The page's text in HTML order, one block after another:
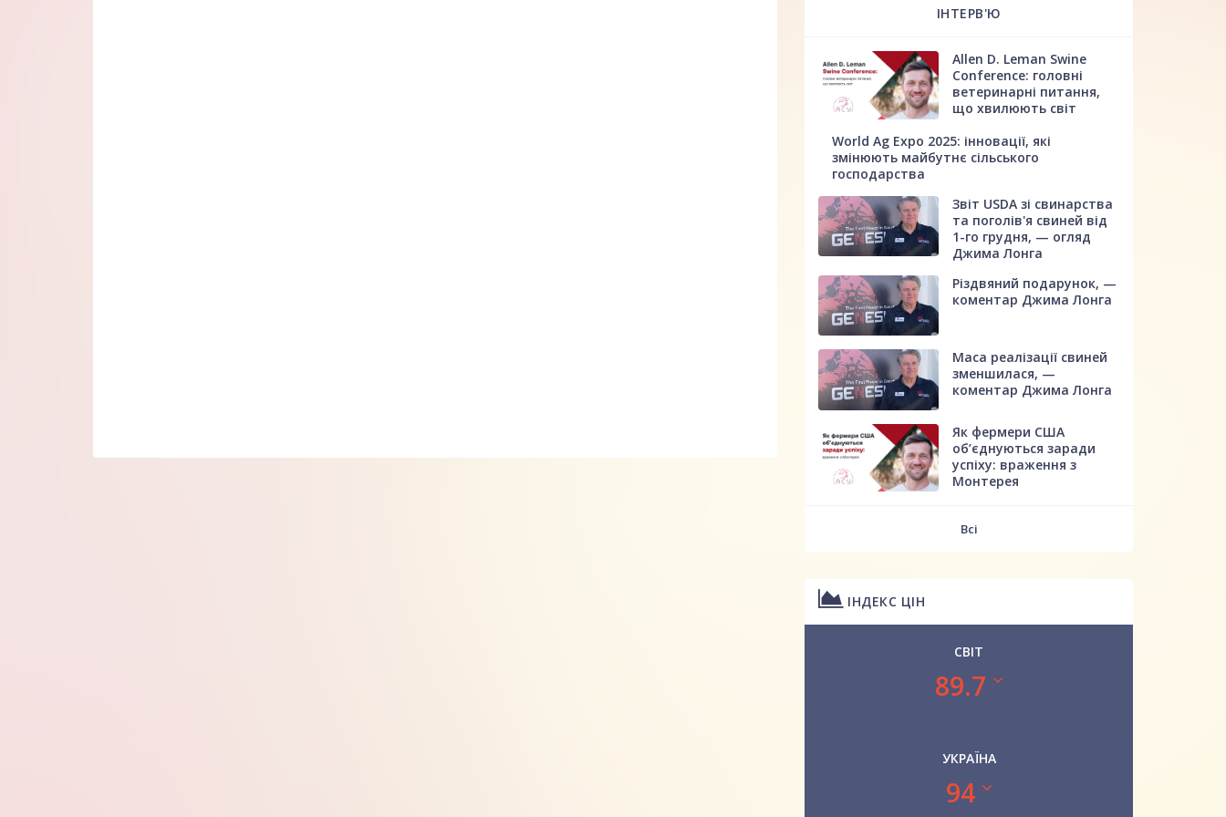
ІНТЕРВ'Ю
Allen D. Leman Swine
Conference: головні
ветеринарні питання,
що хвилюють світ
World Ag Expo 2025: інновації, які
змінюють майбутнє сільського
господарства
Звіт USDA зі свинарства
та поголів'я свиней від
1-го грудня, — огляд
Джима Лонга
Різдвяний подарунок, —
коментар Джима Лонга
Маса реалізації свиней
зменшилася, —
коментар Джима Лонга
Як фермери США
об’єднуються заради
успіху: враження з
Монтерея
Всі
ІНДЕКС ЦІН
СВІТ
89.7
УКРАЇНА
94